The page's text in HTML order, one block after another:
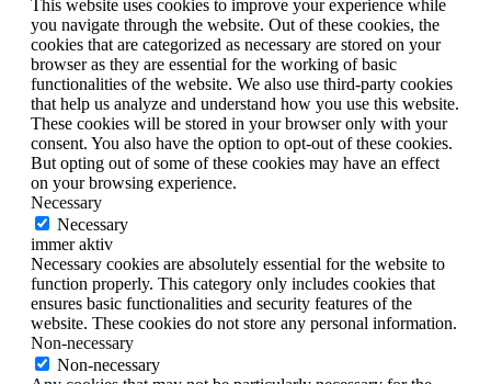
This website uses cookies to improve your experience while
you navigate through the website. Out of these cookies, the
cookies that are categorized as necessary are stored on your
browser as they are essential for the working of basic
functionalities of the website. We also use third-party cookies
that help us analyze and understand how you use this website.
These cookies will be stored in your browser only with your
consent. You also have the option to opt-out of these cookies.
But opting out of some of these cookies may have an effect
on your browsing experience.
Necessary
Necessary
immer aktiv
Necessary cookies are absolutely essential for the website to
function properly. This category only includes cookies that
ensures basic functionalities and security features of the
website. These cookies do not store any personal information.
Non-necessary
Non-necessary